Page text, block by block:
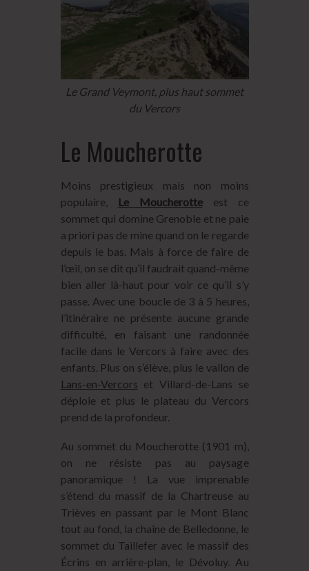
Le Grand Veymont, plus haut sommet
du Vercors
Le Moucherotte
Moins prestigieux mais non moins
populaire,
Le Moucherotteest ce
sommet qui domine Grenoble et ne paie
a priori pas de mine quand on le regarde
depuis le bas. Mais à force de faire de
l’œil, on se dit qu’il faudrait quand-même
bien aller là-haut pour voir ce qu’il s’y
passe. Avec une boucle de 3 à 5 heures,
l’itinéraire ne présente aucune grande
difficulté, en faisant une randonnée
facile dans le Vercors à faire avec des
enfants. Plus on s’élève, plus le vallon de
Lans-en-Vercors et Villard-de-Lans se
déploie et plus le plateau du Vercors
prend de la profondeur.
Au sommet du Moucherotte (1901 m),
on ne résiste pas au paysage
panoramique ! La vue imprenable
s’étend du massif de la Chartreuse au
Trièves en passant par le Mont Blanc
tout au fond, la chaîne de Belledonne, le
sommet du Taillefer avec le massif des
Écrins en arrière-plan, le Dévoluy. Au